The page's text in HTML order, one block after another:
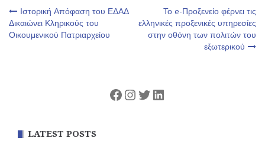
Πλοήγηση
άρθρων
Ιστορική Απόφαση του ΕΔΑΔ
Δικαιώνει Κληρικούς του
Οικουμενικού Πατριαρχείου
Το e-Προξενείο φέρνει τις
ελληνικές προξενικές υπηρεσίες
στην οθόνη των πολιτών του
εξωτερικού
Facebook
Instagram
Twitter
Linkedin
LATEST POSTS